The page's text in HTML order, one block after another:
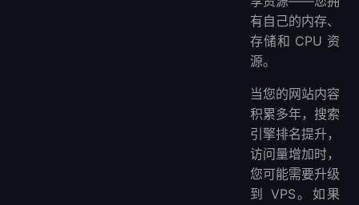
有自己的内存、
存储和 CPU 资
源。
当您的网站内容
积累多年，搜索
引擎排名提升，
访问量增加时，
您可能需要升级
到 VPS。如果